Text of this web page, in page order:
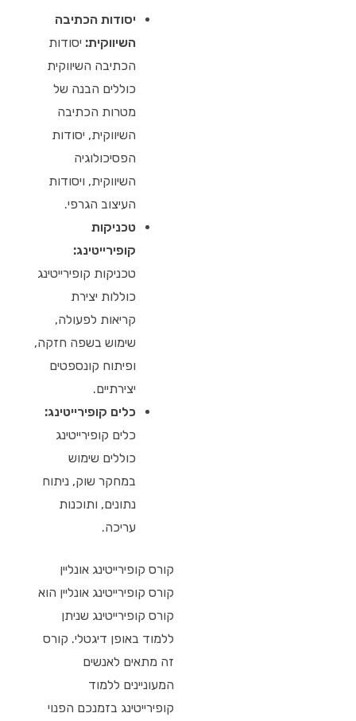
יסודות הכתיבה
השיווקית: יסודות
הכתיבה השיווקית
כוללים הבנה של
מטרות הכתיבה
השיווקית, יסודות
הפסיכולוגיה
השיווקית, ויסודות
העיצוב הגרפי.
טכניקות
קופירייטינג:
טכניקות קופירייטינג
כוללות יצירת
קריאות לפעולה,
שימוש בשפה חזקה,
ופיתוח קונספטים
יצירתיים.
כלים קופירייטינג:
כלים קופירייטינג
כוללים שימוש
במחקר שוק, ניתוח
נתונים, ותוכנות
עריכה.
קורס קופירייטינג אונליין
קורס קופירייטינג אונליין הוא
קורס קופירייטינג שניתן
ללמוד באופן דיגטלי. קורס
זה מתאים לאנשים
המעוניינים ללמוד
קופירייטינג בזמנכם הפנוי